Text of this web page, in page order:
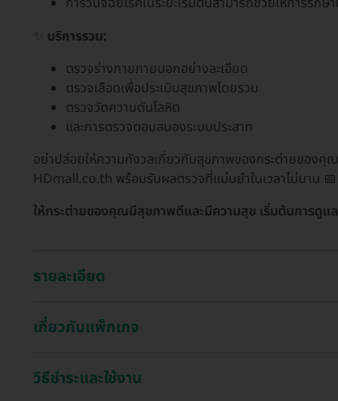
บริการรวม:
ตรวจร่างกายภายนอกอย่างละเอียด
ตรวจเลือดเพื่อประเมินสุขภาพโดยรวม
ตรวจวัดความดันโลหิต
และการตรวจตอบสนองระบบประสาท
อย่าปล่อยให้ความกังวลเกี่ยวกับสุขภาพของกระต่ายของคุ
HDmall.co.th พร้อมรับผลตรวจที่แม่นยำในเวลาไม่นาน 📅
ให้กระต่ายของคุณมีสุขภาพดีและมีความสุข เริ่มต้นการดูแ
รายละเอียด
เกี่ยวกับแพ็กเกจ
วิธีชำระและใช้งาน